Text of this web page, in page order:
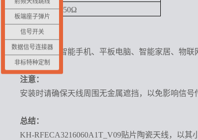
阻抗
50Ω
应用：
广泛应用于智能手机、平板电脑、智能家居、物联
注意：
安装时请确保天线周围无金属遮挡，以免影响信号
总结：
KH-RFECA3216060A1T_V09贴片陶瓷天线，以
板端座子弹片
信号开关
数据信号连接器
非标特种定制